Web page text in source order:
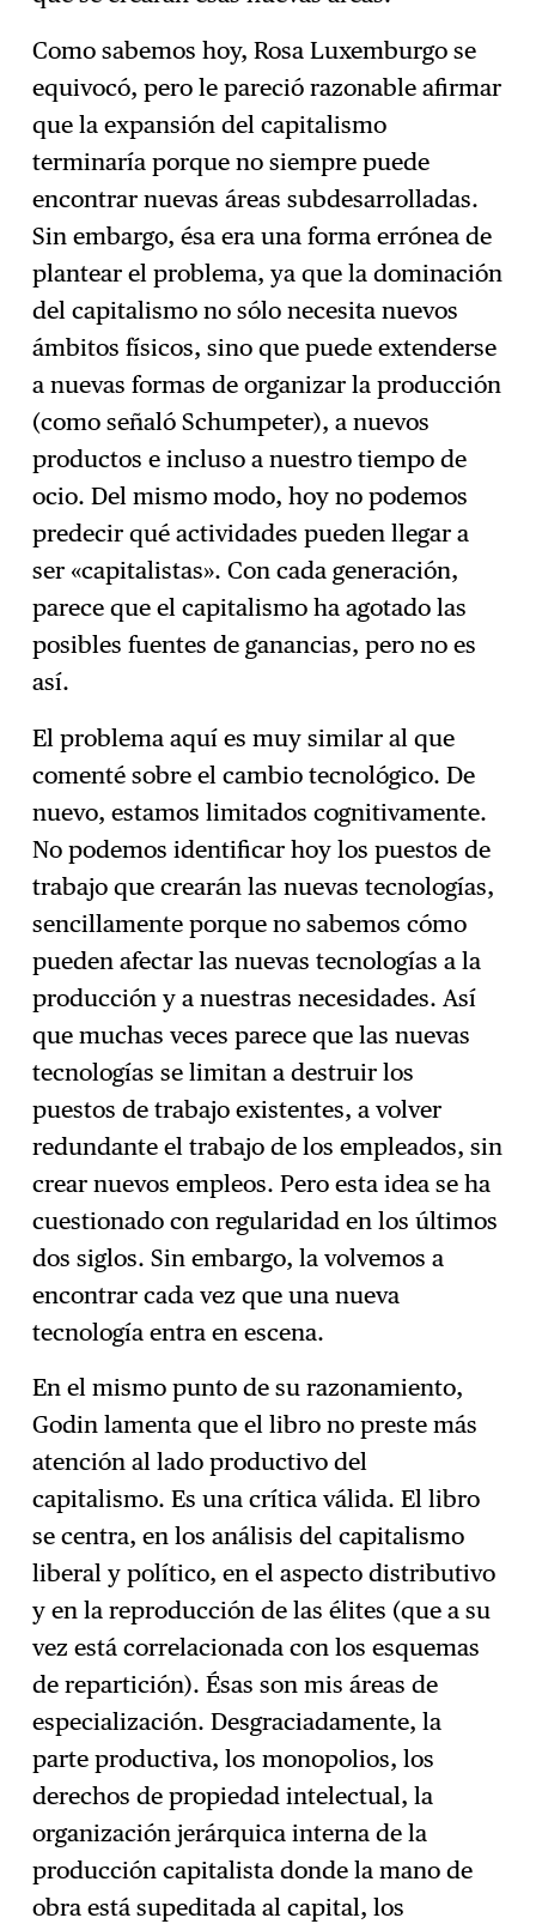
Como sabemos hoy, Rosa Luxemburgo se
equivocó, pero le pareció razonable afirmar
que la expansión del capitalismo
terminaría porque no siempre puede
encontrar nuevas áreas subdesarrolladas.
Sin embargo, ésa era una forma errónea de
plantear el problema, ya que la dominación
del capitalismo no sólo necesita nuevos
ámbitos físicos, sino que puede extenderse
a nuevas formas de organizar la producción
(como señaló Schumpeter), a nuevos
productos e incluso a nuestro tiempo de
ocio. Del mismo modo, hoy no podemos
predecir qué actividades pueden llegar a
ser «capitalistas». Con cada generación,
parece que el capitalismo ha agotado las
posibles fuentes de ganancias, pero no es
así.
El problema aquí es muy similar al que
comenté sobre el cambio tecnológico. De
nuevo, estamos limitados cognitivamente.
No podemos identificar hoy los puestos de
trabajo que crearán las nuevas tecnologías,
sencillamente porque no sabemos cómo
pueden afectar las nuevas tecnologías a la
producción y a nuestras necesidades. Así
que muchas veces parece que las nuevas
tecnologías se limitan a destruir los
puestos de trabajo existentes, a volver
redundante el trabajo de los empleados, sin
crear nuevos empleos. Pero esta idea se ha
cuestionado con regularidad en los últimos
dos siglos. Sin embargo, la volvemos a
encontrar cada vez que una nueva
tecnología entra en escena.
En el mismo punto de su razonamiento,
Godin lamenta que el libro no preste más
atención al lado productivo del
capitalismo. Es una crítica válida. El libro
se centra, en los análisis del capitalismo
liberal y político, en el aspecto distributivo
y en la reproducción de las élites (que a su
vez está correlacionada con los esquemas
de repartición). Ésas son mis áreas de
especialización. Desgraciadamente, la
parte productiva, los monopolios, los
derechos de propiedad intelectual, la
organización jerárquica interna de la
producción capitalista donde la mano de
obra está supeditada al capital, los